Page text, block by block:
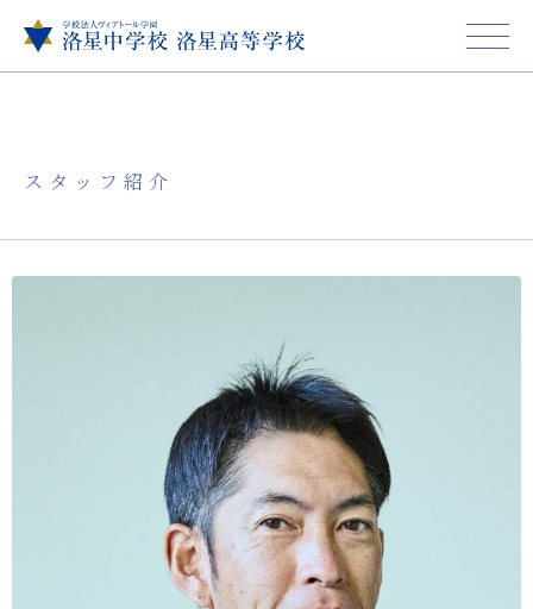
スタッフ紹介